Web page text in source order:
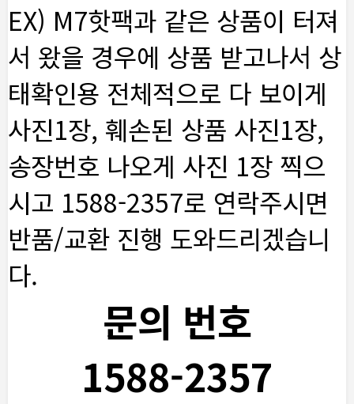
EX) M7핫팩과 같은 상품이 터져
서 왔을 경우에 상품 받고나서 상
태확인용 전체적으로 다 보이게
사진1장, 훼손된 상품 사진1장,
송장번호 나오게 사진 1장 찍으
시고 1588-2357로 연락주시면
반품/교환 진행 도와드리겠습니
다.
문의 번호
1588-2357